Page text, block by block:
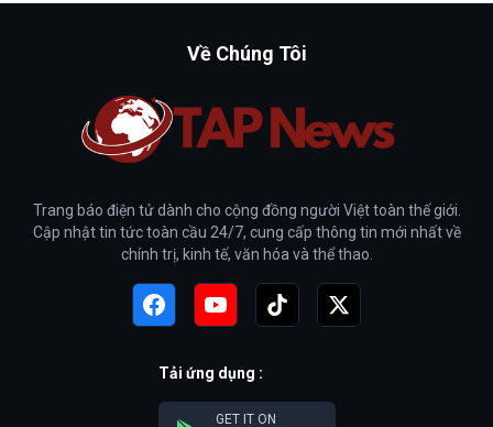
Về Chúng Tôi
Trang báo điện tử dành cho cộng đồng người Việt toàn thế giới.
Cập nhật tin tức toàn cầu 24/7, cung cấp thông tin mới nhất về
chính trị, kinh tế, văn hóa và thể thao.
Tải ứng dụng :
GET IT ON